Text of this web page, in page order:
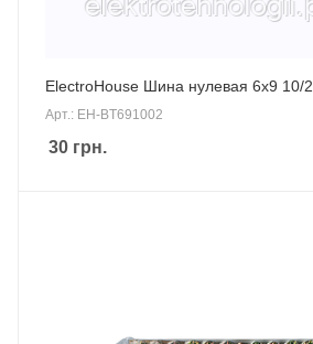
ElectroHouse Шина нулевая 6х9 10/2
Арт.: EH-BT691002
30 грн.